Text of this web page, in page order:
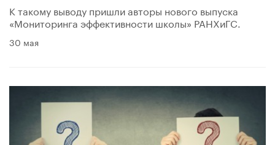
К такому выводу пришли авторы нового выпуска
«Мониторинга эффективности школы» РАНХиГС.
30 мая